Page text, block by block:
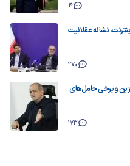
4
اینترنت، نشانه عقلانیت
270
و برخی حامل‌های
173